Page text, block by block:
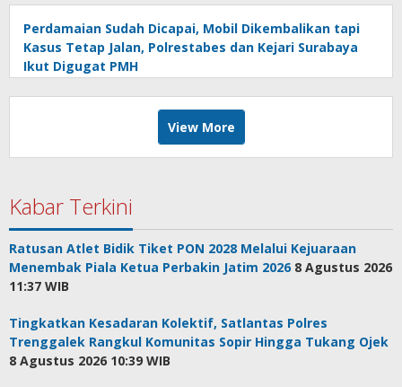
Perdamaian Sudah Dicapai, Mobil Dikembalikan tapi
Kasus Tetap Jalan, Polrestabes dan Kejari Surabaya
Ikut Digugat PMH
View More
Kabar Terkini
Ratusan Atlet Bidik Tiket PON 2028 Melalui Kejuaraan
Menembak Piala Ketua Perbakin Jatim 2026 8 Agustus 2026
11:37 WIB
Tingkatkan Kesadaran Kolektif, Satlantas Polres
Trenggalek Rangkul Komunitas Sopir Hingga Tukang Ojek
8 Agustus 2026 10:39 WIB